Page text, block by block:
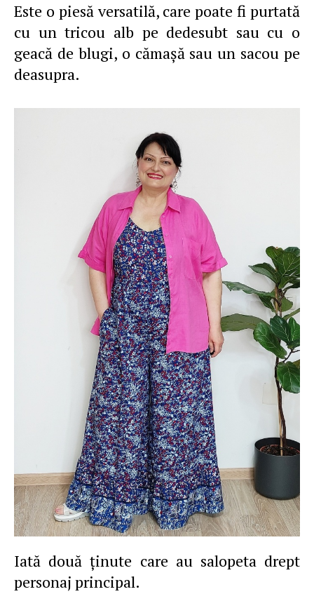
Este o piesă versatilă, care poate fi purtată
cu un tricou alb pe dedesubt sau cu o
geacă de blugi, o cămaşă sau un sacou pe
deasupra.
Iată două ţinute care au salopeta drept
personaj principal.